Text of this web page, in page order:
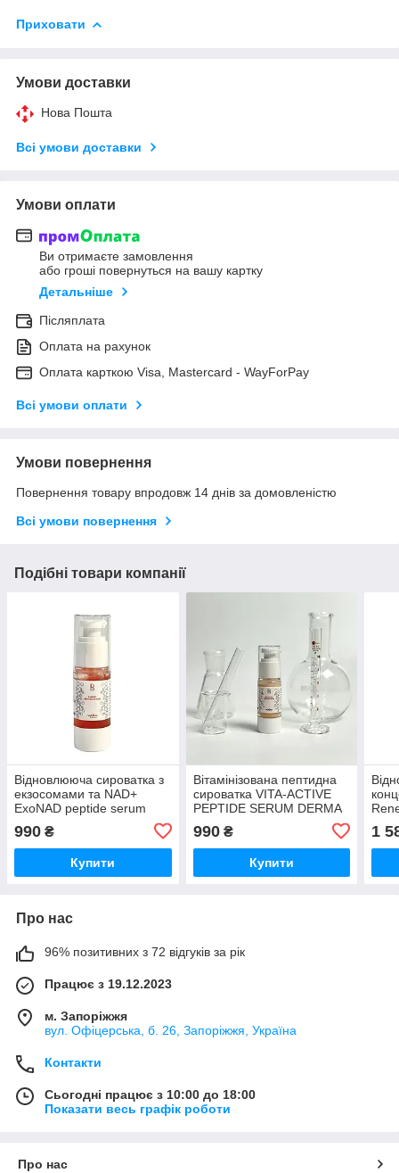
Приховати
Умови доставки
Нова Пошта
Всі умови доставки
Умови оплати
Ви отримаєте замовлення
або гроші повернуться на вашу картку
Детальніше
Післяплата
Оплата на рахунок
Оплата карткою Visa, Mastercard - WayForPay
Всі умови оплати
Умови повернення
Повернення товару впродовж 14 днів за домовленістю
Всі умови повернення
Подібні товари компанії
Відновлююча сироватка з
екзосомами та NAD+
ExoNAD peptide serum
990 ₴
Купити
Вітамінізована пептидна
сироватка VITA-ACTIVE
PEPTIDE SERUM DERMA
990₴
Купити
1
Про нас
96% позитивних з 72 відгуків за рік
Працює з 19.12.2023
м. Запоріжжя
вул. Офіцерська, б. 26, Запоріжжя, Україна
Контакти
Сьогодні працює з 10:00 до 18:00
Показати весь графік роботи
Про нас